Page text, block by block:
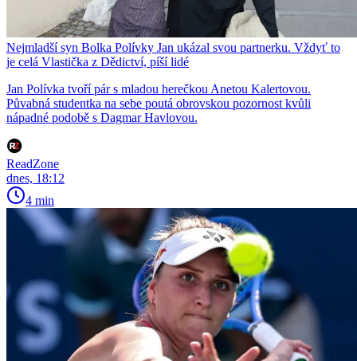
Nejmladší syn Bolka Polívky Jan ukázal svou partnerku. Vždyť to
je celá Vlastička z Dědictví, píší lidé
Jan Polívka tvoří pár s mladou herečkou Anetou Kalertovou.
Půvabná studentka na sebe poutá obrovskou pozornost kvůli
nápadné podobě s Dagmar Havlovou.
ReadZone
dnes, 18:12
4 min